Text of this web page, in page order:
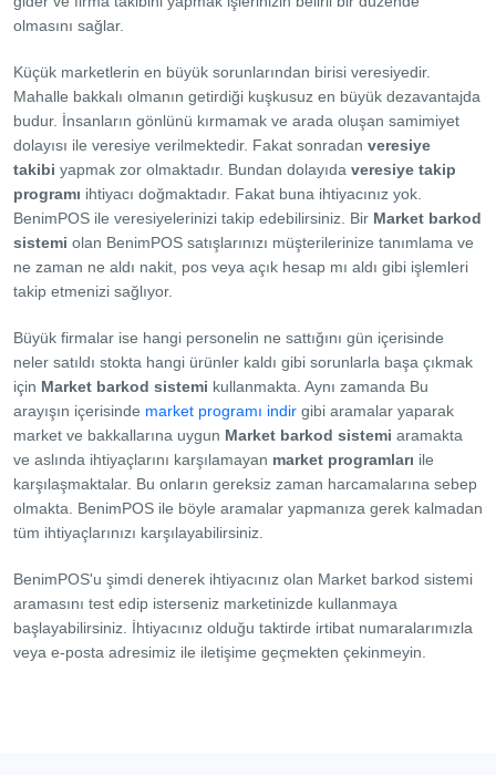
olmasını sağlar.
Küçük marketlerin en büyük sorunlarından birisi veresiyedir.
Mahalle bakkalı olmanın getirdiği kuşkusuz en büyük dezavantajda
budur. İnsanların gönlünü kırmamak ve arada oluşan samimiyet
dolayısı ile veresiye verilmektedir. Fakat sonradan veresiye
takibi yapmak zor olmaktadır. Bundan dolayıda veresiye takip
programı ihtiyacı doğmaktadır. Fakat buna ihtiyacınız yok.
BenimPOS ile veresiyelerinizi takip edebilirsiniz. Bir Market barkod
sistemi olan BenimPOS satışlarınızı müşterilerinize tanımlama ve
ne zaman ne aldı nakit, pos veya açık hesap mı aldı gibi işlemleri
takip etmenizi sağlıyor.
Büyük firmalar ise hangi personelin ne sattığını gün içerisinde
neler satıldı stokta hangi ürünler kaldı gibi sorunlarla başa çıkmak
için Market barkod sistemi kullanmakta. Aynı zamanda Bu
arayışın içerisinde market programı indir gibi aramalar yaparak
market ve bakkallarına uygun Market barkod sistemi aramakta
ve aslında ihtiyaçlarını karşılamayan market programları ile
karşılaşmaktalar. Bu onların gereksiz zaman harcamalarına sebep
olmakta. BenimPOS ile böyle aramalar yapmanıza gerek kalmadan
tüm ihtiyaçlarınızı karşılayabilirsiniz.
BenimPOS'u şimdi denerek ihtiyacınız olan Market barkod sistemi
aramasını test edip isterseniz marketinizde kullanmaya
başlayabilirsiniz. İhtiyacınız olduğu taktirde irtibat numaralarımızla
veya e-posta adresimiz ile iletişime geçmekten çekinmeyin.